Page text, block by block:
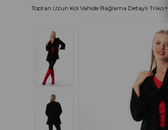
Toptan Uzun Kol Vahide Bağlama Detaylı Triko